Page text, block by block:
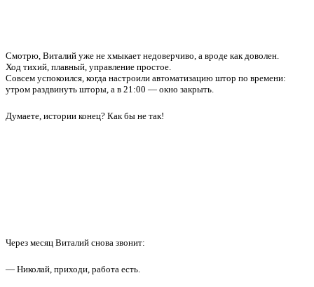
Смотрю, Виталий уже не хмыкает недоверчиво, а вроде как доволен.
Ход тихий, плавный, управление простое.
Совсем успокоился, когда настроили автоматизацию штор по времени:
утром раздвинуть шторы, а в 21:00 — окно закрыть.
Думаете, истории конец? Как бы не так!
Через месяц Виталий снова звонит:
— Николай, приходи, работа есть.